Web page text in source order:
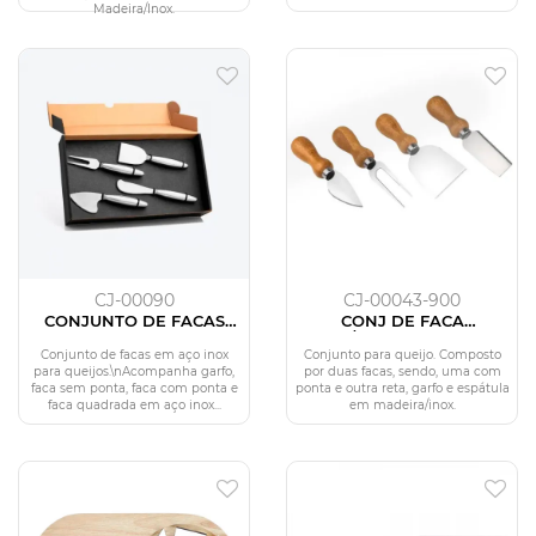
Madeira/Inox.
CJ-00090
CONJUNTO DE FACAS
INOX - 4 PÇS
Conjunto de facas em aço inox
para queijos.\nAcompanha garfo,
faca sem ponta, faca com ponta e
faca quadrada em aço inox...
CJ-00043-900
CONJ DE FACA
INOX/MADEIRA - 4 PÇS
Conjunto para queijo. Composto
por duas facas, sendo, uma com
ponta e outra reta, garfo e espátula
em madeira/inox.